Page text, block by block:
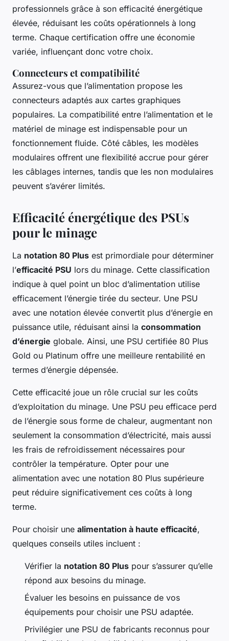
professionnels grâce à son efficacité énergétique
élevée, réduisant les coûts opérationnels à long
terme. Chaque certification offre une économie
variée, influençant donc votre choix.
Connecteurs et compatibilité
Assurez-vous que l’alimentation propose les
connecteurs adaptés aux cartes graphiques
populaires. La compatibilité entre l’alimentation et le
matériel de minage est indispensable pour un
fonctionnement fluide. Côté câbles, les modèles
modulaires offrent une flexibilité accrue pour gérer
les câblages internes, tandis que les non modulaires
peuvent s’avérer limités.
Efficacité énergétique des PSUs
pour le minage
La notation 80 Plus est primordiale pour déterminer
l’efficacité PSU lors du minage. Cette classification
indique à quel point un bloc d’alimentation utilise
efficacement l’énergie tirée du secteur. Une PSU
avec une notation élevée convertit plus d’énergie en
puissance utile, réduisant ainsi la consommation
d’énergie globale. Ainsi, une PSU certifiée 80 Plus
Gold ou Platinum offre une meilleure rentabilité en
termes d’énergie dépensée.
Cette efficacité joue un rôle crucial sur les coûts
d’exploitation du minage. Une PSU peu efficace perd
de l’énergie sous forme de chaleur, augmentant non
seulement la consommation d’électricité, mais aussi
les frais de refroidissement nécessaires pour
contrôler la température. Opter pour une
alimentation avec une notation 80 Plus supérieure
peut réduire significativement ces coûts à long
terme.
Pour choisir une alimentation à haute efficacité,
quelques conseils utiles incluent :
Vérifier la notation 80 Plus pour s’assurer qu’elle
répond aux besoins du minage.
Évaluer les besoins en puissance de vos
équipements pour choisir une PSU adaptée.
Privilégier une PSU de fabricants reconnus pour